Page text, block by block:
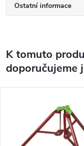
Ostatní informace
K tomuto
doporučujeme